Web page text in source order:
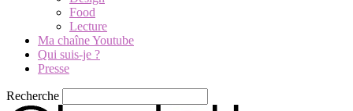
Food
Lecture
Ma chaîne Youtube
Qui suis-je ?
Presse
Recherche